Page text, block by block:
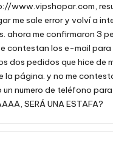
www.vipshopar.com,
me sale error y volví a
ahora me confirmaron 3
contestan los e-mail para
dos pedidos que hice de
la página. y no me
un numero de teléfono
SERÁ UNA ESTAFA?